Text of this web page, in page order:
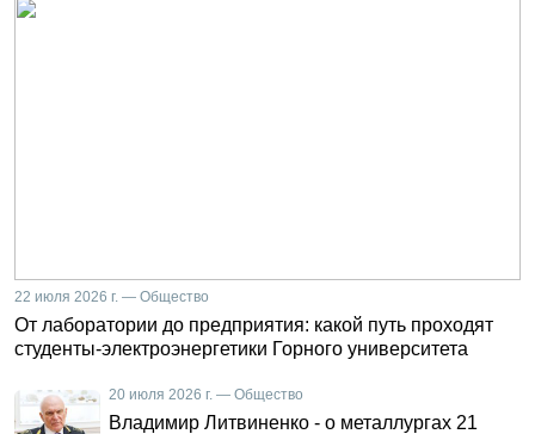
22 июля 2026 г. — Общество
От лаборатории до предприятия: какой путь проходят
студенты-электроэнергетики Горного университета
20 июля 2026 г. — Общество
Владимир Литвиненко - о металлургах 21